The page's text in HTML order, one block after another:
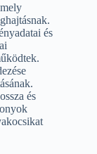
és
és